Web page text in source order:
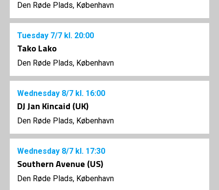
Den Røde Plads, København
Tuesday 7/7 kl. 20:00
Tako Lako
Den Røde Plads, København
Wednesday 8/7 kl. 16:00
DJ Jan Kincaid (UK)
Den Røde Plads, København
Wednesday 8/7 kl. 17:30
Southern Avenue (US)
Den Røde Plads, København